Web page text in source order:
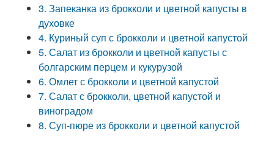
3. Запеканка из брокколи и цветной капусты в
духовке
4. Куриный суп с брокколи и цветной капустой
5. Салат из брокколи и цветной капусты с
болгарским перцем и кукурузой
6. Омлет с брокколи и цветной капустой
7. Салат с брокколи, цветной капустой и
виноградом
8. Суп-пюре из брокколи и цветной капустой